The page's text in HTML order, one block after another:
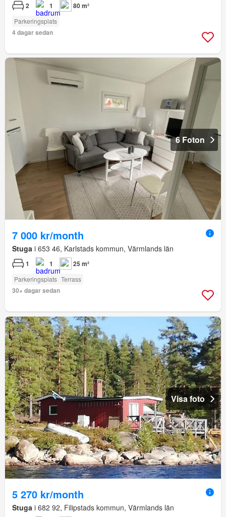
2 1 80 m²
Parkeringsplats
4 dagar sedan
6 Foton
7 000 kr/month
Stuga i 653 46, Karlstads kommun, Värmlands län
1 1 25 m²
Parkeringsplats Terrass
30+ dagar sedan
Visa foto
5 270 kr/month
Stuga i 682 92, Filipstads kommun, Värmlands län